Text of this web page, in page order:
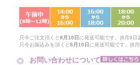
只今ご注文頂くと8月10日 に発送可能です。(8月9日
只今お振込みを頂くと8月10日 に発送可能です。(8
お問い合わせについて